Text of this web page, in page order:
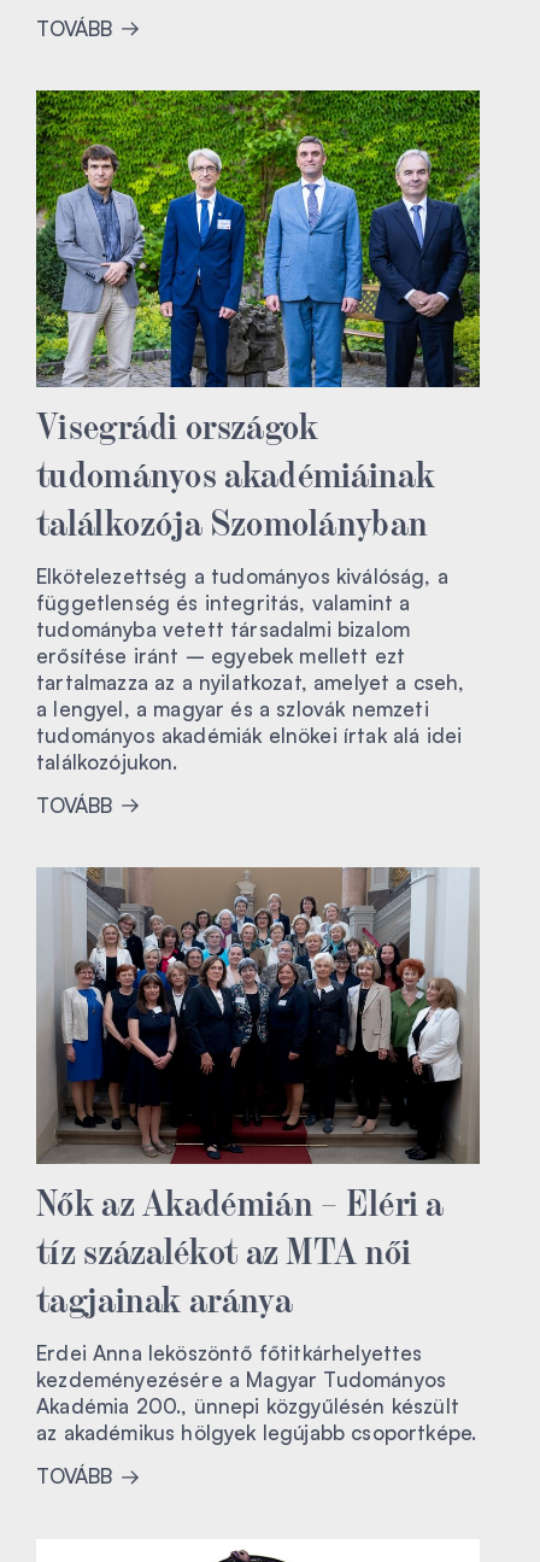
TOVÁBB
Visegrádi országok
tudományos akadémiáinak
találkozója Szomolányban
Elkötelezettség a tudományos kiválóság, a
függetlenség és integritás, valamint a
tudományba vetett társadalmi bizalom
erősítése iránt – egyebek mellett ezt
tartalmazza az a nyilatkozat, amelyet a cseh,
a lengyel, a magyar és a szlovák nemzeti
tudományos akadémiák elnökei írtak alá idei
találkozójukon.
TOVÁBB
Nők az Akadémián – Eléri a
tíz százalékot az MTA női
tagjainak aránya
Erdei Anna leköszöntő főtitkárhelyettes
kezdeményezésére a Magyar Tudományos
Akadémia 200., ünnepi közgyűlésén készült
az akadémikus hölgyek legújabb csoportképe.
TOVÁBB